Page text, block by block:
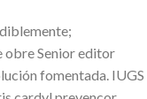
obre Senior editor
fomentada. IUGS